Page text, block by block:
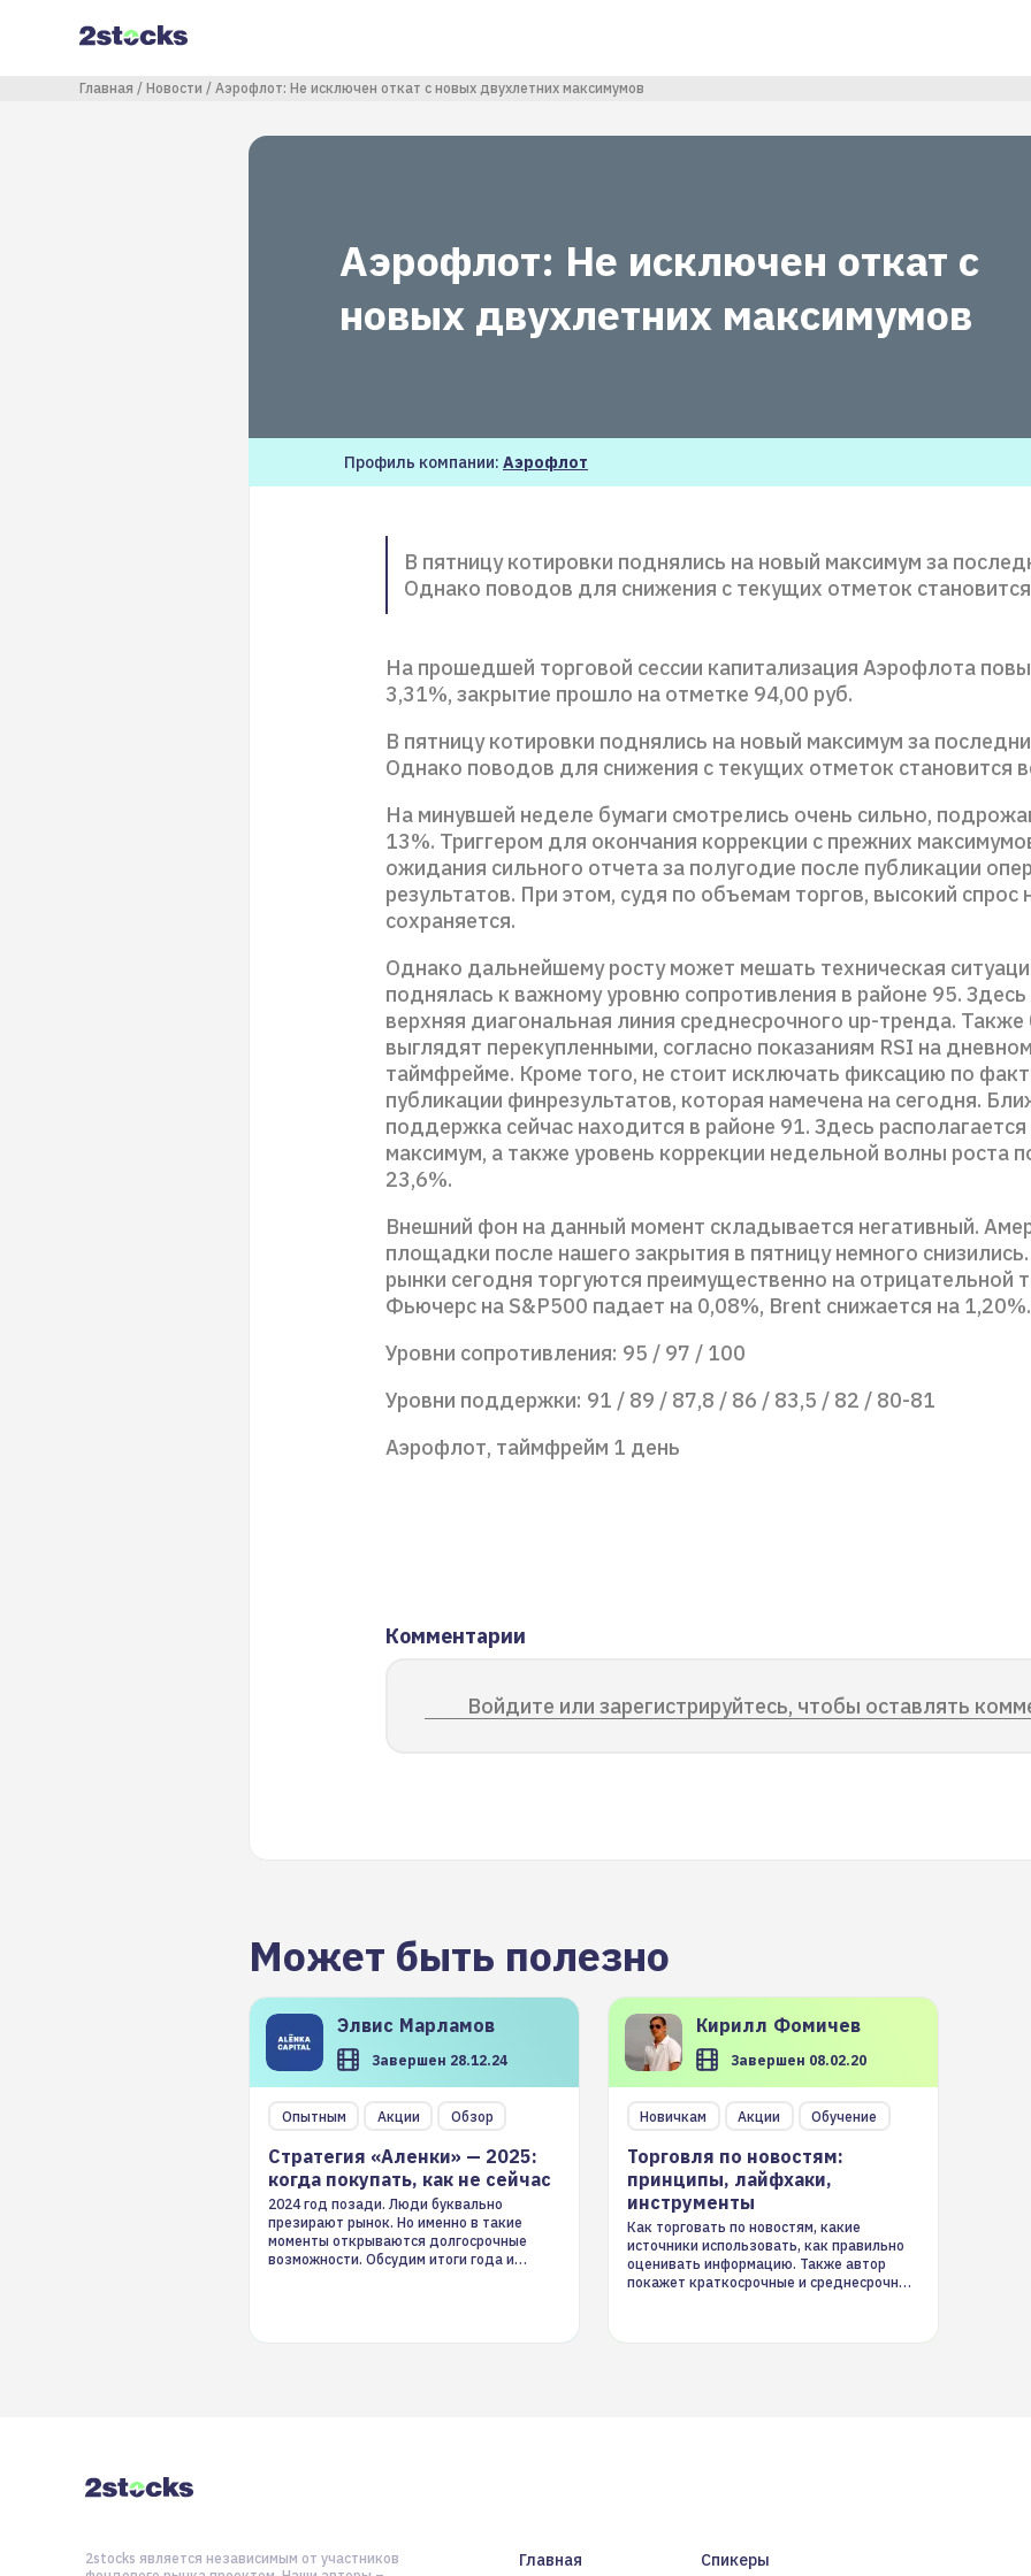
содержанию
Строка навигации
Главная Новости Аэрофлот: Не исключен откат с новых двухлетних максимумов
Аэрофлот: Не исключен откат с
новых двухлетних максимумов
Профиль компании: Аэрофлот
В пятницу котировки поднялись на новый максимум за
Однако поводов для снижения с текущих отметок
На прошедшей торговой сессии капитализация Аэрофлота
3,31%, закрытие прошло на отметке 94,00 руб.
В пятницу котировки поднялись на новый максимум за
Однако поводов для снижения с текущих отметок становится
На минувшей неделе бумаги смотрелись очень сильно,
13%. Триггером для окончания коррекции с прежних
ожидания сильного отчета за полугодие после публикации
результатов. При этом, судя по объемам торгов, высокий спрос
сохраняется.
Однако дальнейшему росту может мешать техническая
поднялась к важному уровню сопротивления в районе 95.
верхняя диагональная линия среднесрочного up-тренда. Также
выглядят перекупленными, согласно показаниям RSI на дневном
таймфрейме. Кроме того, не стоит исключать фиксацию по
публикации финрезультатов, которая намечена на сегодня.
поддержка сейчас находится в районе 91. Здесь
максимум, а также уровень коррекции недельной волны роста
23,6%.
Внешний фон на данный момент складывается негативный.
площадки после нашего закрытия в пятницу немного
рынки сегодня торгуются преимущественно на отрицательной
Фьючерс на S&P500 падает на 0,08%, Brent снижается на 1,20%.
Уровни сопротивления: 95 / 97 / 100
Уровни поддержки: 91 / 89 / 87,8 / 86 / 83,5 / 82 / 80-81
Аэрофлот, таймфрейм 1 день
Комментарии
Войдите или зарегистрируйтесь, чтобы оставлять
Может быть полезно
Элвис Марламов
Завершен 28.12.24
Опытным Акции Обзор
Стратегия «Аленки» — 2025:
когда покупать, как не сейчас
2024 год позади. Люди буквально
презирают рынок. Но именно в такие
моменты открываются долгосрочные
возможности. Обсудим итоги года и
Кирилл Фомичев
Завершен 08.02.20
Новичкам Акции Обучение
Торговля по новостям:
принципы, лайфхаки,
инструменты
Как торговать по новостям, какие
источники использовать, как правильно
оценивать информацию. Также автор
покажет краткосрочные и среднесрочные
Главная Спикеры
2stocks является независимым от участников